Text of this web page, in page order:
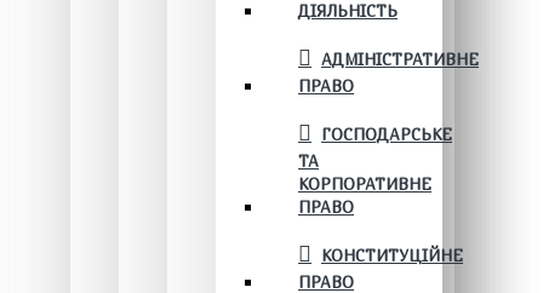
ДІЯЛЬНІСТЬ
АДМІНІСТРАТИВНЕ
ПРАВО
ГОСПОДАРСЬКЕ
ТА
КОРПОРАТИВНЕ
ПРАВО
КОНСТИТУЦІЙНЕ
ПРАВО